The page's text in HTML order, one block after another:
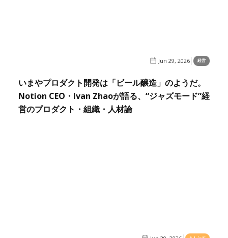
Jun 29, 2026 経営
いまやプロダクト開発は「ビール醸造」のようだ。
Notion CEO・Ivan Zhaoが語る、“ジャズモード”経
営のプロダクト・組織・人材論